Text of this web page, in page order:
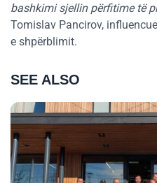
bashkimi sjellin përfitime të
Tomislav Pancirov,
e shpërblimit.
SEE ALSO